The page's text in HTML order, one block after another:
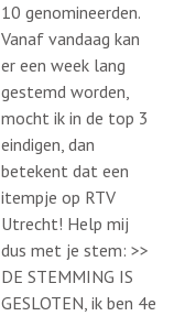
10 genomineerden.
Vanaf vandaag kan
er een week lang
gestemd worden,
mocht ik in de top 3
eindigen, dan
betekent dat een
itempje op RTV
Utrecht! Help mij
dus met je stem: >>
DE STEMMING IS
GESLOTEN, ik ben 4e